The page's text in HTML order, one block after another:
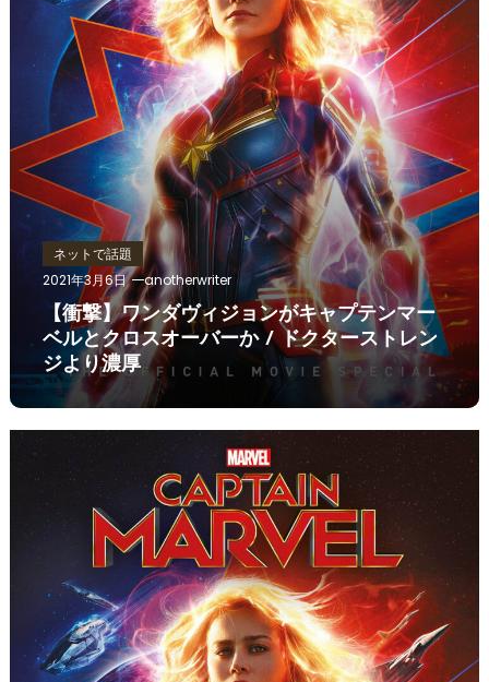
ネットで話題
2021年3月6日
anotherwriter
【衝撃】ワンダヴィジョンがキャプテンマー
ベルとクロスオーバーか / ドクターストレン
ジより濃厚